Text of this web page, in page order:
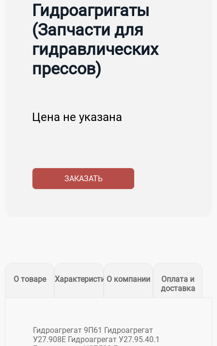
Гидроагригаты
(Запчасти для
гидравлических
прессов)
Цена не указана
ЗАКАЗАТЬ
О товаре ХарактеристикиО компании
Оплата и
доставка
Гидроагрегат 9П61 Гидроагрегат
У27.908Е Гидроагрегат У27.95.40.1